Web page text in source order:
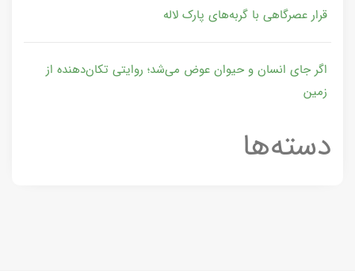
قرار عصرگاهی با گربه‌های پارک لاله
اگر جای انسان و حیوان عوض می‌شد؛ روایتی تکان‌دهنده از
زمین
دسته‌ها